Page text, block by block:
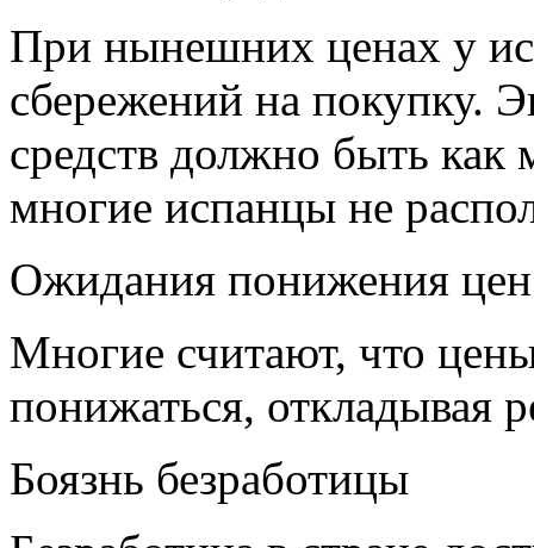
При нынешних ценах у
сбережений на покупку.
средств должно быть
многие испанцы не
Ожидания понижения цен
Многие считают, что
понижаться, откладывая
Боязнь безработицы